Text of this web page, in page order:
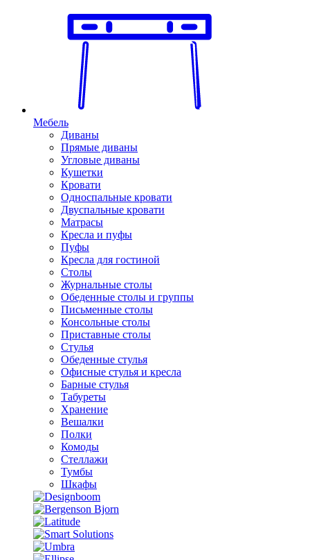
Мебель
Диваны
Прямые диваны
Угловые диваны
Кушетки
Кровати
Односпальные кровати
Двуспальные кровати
Матрасы
Кресла и пуфы
Пуфы
Кресла для гостиной
Столы
Журнальные столы
Обеденные столы и группы
Письменные столы
Консольные столы
Приставные столы
Стулья
Обеденные стулья
Офисные стулья и кресла
Барные стулья
Табуреты
Хранение
Вешалки
Полки
Комоды
Стеллажи
Тумбы
Шкафы